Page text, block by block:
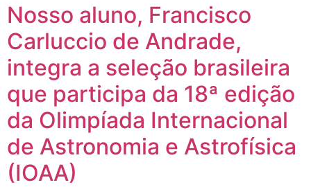
Nosso aluno, Francisco
Carluccio de Andrade,
integra a seleção brasileira
que participa da 18ª edição
da Olimpíada Internacional
de Astronomia e Astrofísica
(IOAA)